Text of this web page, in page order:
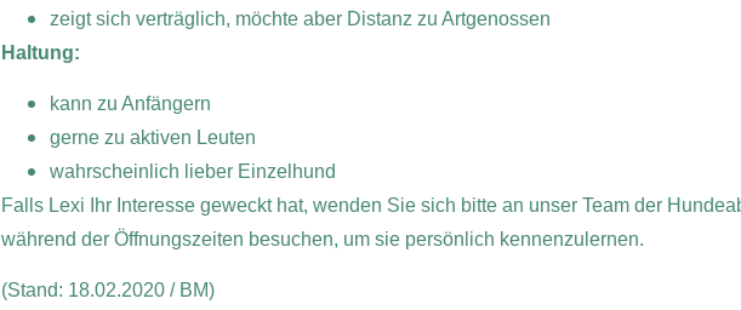
zeigt sich verträglich, möchte aber Distanz zu Artgenossen
Haltung:
kann zu Anfängern
gerne zu aktiven Leuten
wahrscheinlich lieber Einzelhund
Falls Lexi Ihr Interesse geweckt hat, wenden Sie sich bitte an unser Team der
während der Öffnungszeiten besuchen, um sie persönlich kennenzulernen.
(Stand: 18.02.2020 / BM)